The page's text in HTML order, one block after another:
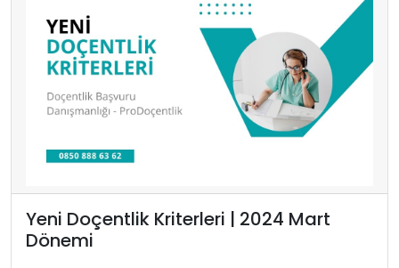
Yeni Doçentlik Kriterleri | 2024 Mart
Dönemi